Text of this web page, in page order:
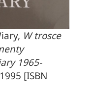
W trosce
1965-
[ISBN